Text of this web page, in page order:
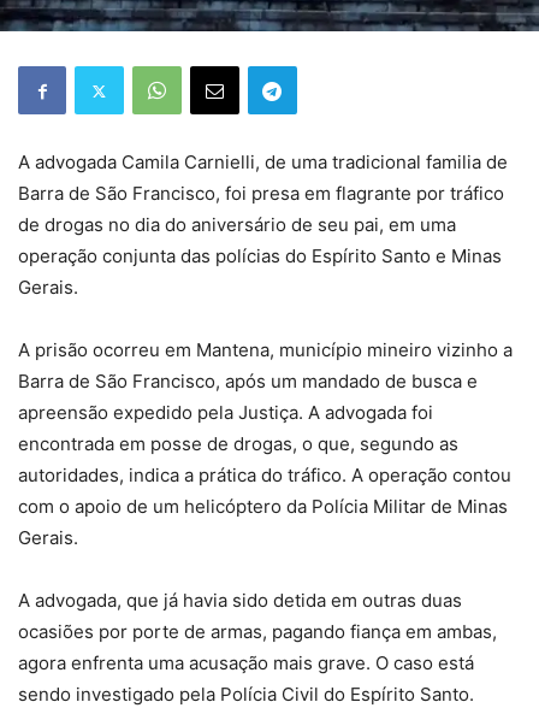
A advogada Camila Carnielli, de uma tradicional familia de
Barra de São Francisco, foi presa em flagrante por tráfico
de drogas no dia do aniversário de seu pai, em uma
operação conjunta das polícias do Espírito Santo e Minas
Gerais.
A prisão ocorreu em Mantena, município mineiro vizinho a
Barra de São Francisco, após um mandado de busca e
apreensão expedido pela Justiça. A advogada foi
encontrada em posse de drogas, o que, segundo as
autoridades, indica a prática do tráfico. A operação contou
com o apoio de um helicóptero da Polícia Militar de Minas
Gerais.
A advogada, que já havia sido detida em outras duas
ocasiões por porte de armas, pagando fiança em ambas,
agora enfrenta uma acusação mais grave. O caso está
sendo investigado pela Polícia Civil do Espírito Santo.